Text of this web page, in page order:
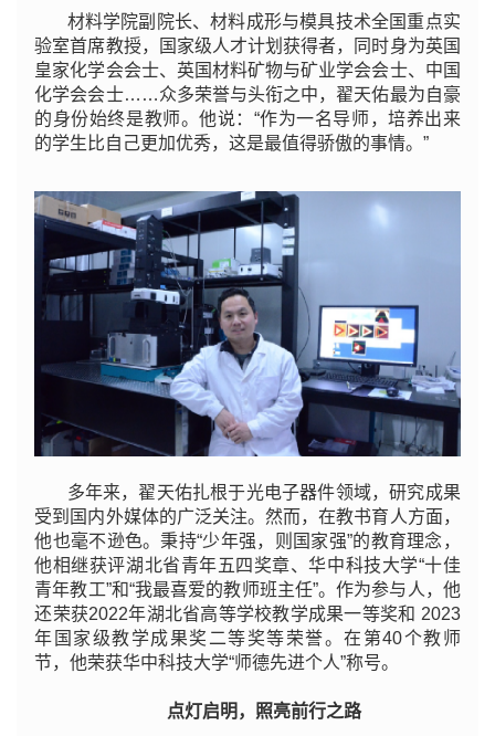
材料学院副院长、材料成形与模具技术全国重点实
验室首席教授，国家级人才计划获得者，同时身为英国
皇家化学会会士、英国材料矿物与矿业学会会士、中国
化学会会士… …众多荣誉与头衔之中，翟天佑最为自豪
的身份始终是教师。他说：“作为一名导师，培养出来
的学生比自己更加优秀，这是最值得骄傲的事情。”
多年来，翟天佑扎根于光电子器件领域，研究成果
受到国内外媒体的广泛关注。然而，在教书育人方面，
他也毫不逊色。秉持“少年强，则国家强”的教育理念，
他相继获评湖北省青年五四奖章、华中科技大学“十佳
青年教工”和“我最喜爱的教师班主任”。作为参与人，他
还荣获2022年湖北省高等学校教学成果一等奖和 2023
年国家级教学成果奖二等奖等荣誉。在第40个教师
节，他荣获华中科技大学“师德先进个人”称号。
点灯启明，照亮前行之路